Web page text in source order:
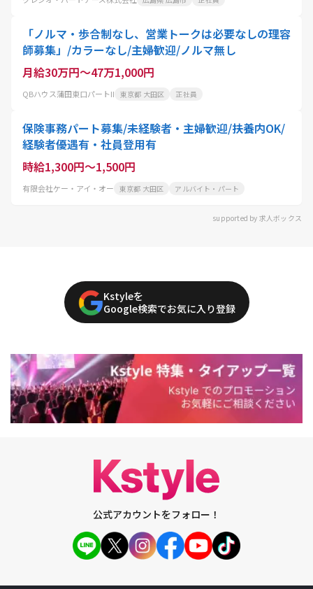
「ノルマ・歩合制なし、営業トークは必要なしの理容
師募集」/カラーなし/主婦歓迎/ノルマ無し
月給30万円～47万1,000円
QBハウス蒲田東口パートII 東京都 大田区 正社員
保険事務パート募集/未経験者・主婦歓迎/扶養内OK/
経験者優遇有・社員登用有
時給1,300円～1,500円
有限会社ケー・アイ・オー 東京都 大田区 アルバイト・パート
supported by 求人ボックス
Kstyleを
Google検索でお気に入り登録
公式アカウントをフォロー！